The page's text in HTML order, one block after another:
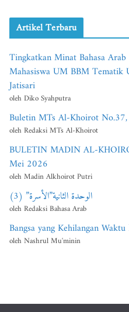
Artikel Terbaru
Tingkatkan Minat Bahasa
Mahasiswa UM BBM Tematik
Jatisari
oleh Diko Syahputra
Buletin MTs Al-Khoirot
oleh Redaksi MTs Al-Khoirot
BULETIN MADIN AL-
Mei 2026
oleh Madin Alkhoirot Putri
الوحدة الثانية”الأسرة” (3)
oleh Redaksi Bahasa Arab
Bangsa yang Kehilangan
oleh Nashrul Mu'minin